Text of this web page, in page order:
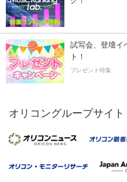
試写会、登壇イ
ト！
プレゼント特集
オリコングループサイト